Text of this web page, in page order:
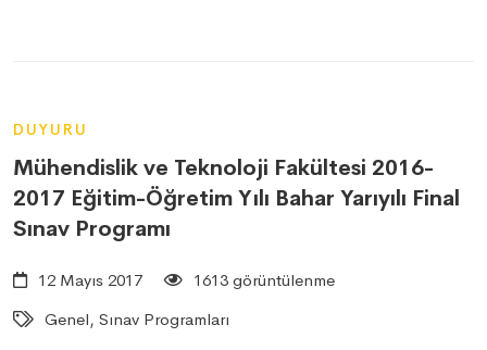
DUYURU
Mühendislik ve Teknoloji Fakültesi 2016-
2017 Eğitim-Öğretim Yılı Bahar Yarıyılı Final
Sınav Programı
12 Mayıs 2017
1613 görüntülenme
Genel, Sınav Programları